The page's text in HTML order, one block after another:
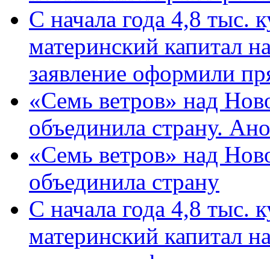
С начала года 4,8 тыс.
материнский капитал
заявление оформили
«Семь ветров» над
объединила страну.
«Семь ветров» над
объединила страну
С начала года 4,8 тыс.
материнский капитал